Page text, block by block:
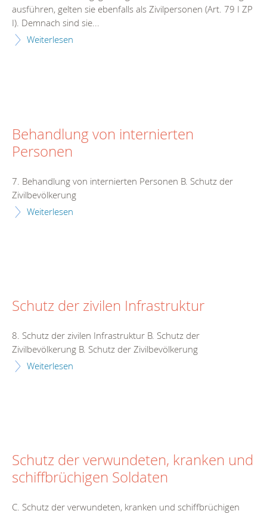
ausführen, gelten sie ebenfalls als Zivilpersonen (Art. 79 I ZP
I). Demnach sind sie...
Weiterlesen
Behandlung von internierten
Personen
7. Behandlung von internierten Personen B. Schutz der
Zivilbevölkerung
Weiterlesen
Schutz der zivilen Infrastruktur
8. Schutz der zivilen Infrastruktur B. Schutz der
Zivilbevölkerung B. Schutz der Zivilbevölkerung
Weiterlesen
Schutz der verwundeten, kranken und
schiffbrüchigen Soldaten
C. Schutz der verwundeten, kranken und schiffbrüchigen